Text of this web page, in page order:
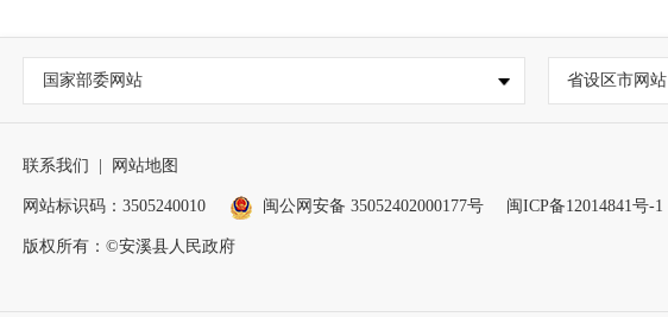
国家部委网站 省设区市网站
联系我们 网站地图
网站标识码：3505240010 闽公网安备 35052402000177号 闽ICP备12014841号-1
版权所有：©安溪县人民政府